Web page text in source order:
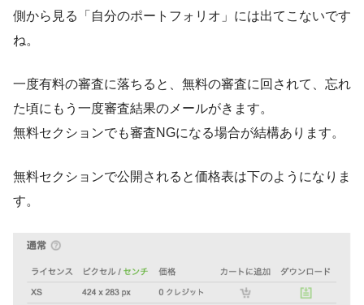
側から見る「自分のポートフォリオ」には出てこないです
ね。
一度有料の審査に落ちると、無料の審査に回されて、忘れ
た頃にもう一度審査結果のメールがきます。
無料セクションでも審査NGになる場合が結構あります。
無料セクションで公開されると価格表は下のようになりま
す。